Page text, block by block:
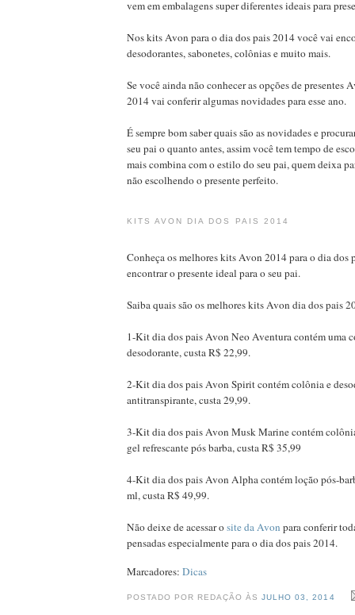
vem em embalagens super diferentes ideais para
Nos kits Avon para o dia dos pais 2014 você vai
desodorantes, sabonetes, colônias e muito mais.
Se você ainda não conhecer as opções de presentes
2014 vai conferir algumas novidades para esse ano.
É sempre bom saber quais são as novidades e
seu pai o quanto antes, assim você tem tempo de
mais combina com o estilo do seu pai, quem deixa
não escolhendo o presente perfeito.
KITS AVON DIA DOS PAIS 2014
Conheça os melhores kits Avon 2014 para o dia dos
encontrar o presente ideal para o seu pai.
Saiba quais são os melhores kits Avon dia dos pais
1-Kit dia dos pais Avon Neo Aventura contém uma
desodorante, custa R$ 22,99.
2-Kit dia dos pais Avon Spirit contém colônia e
antitranspirante, custa 29,99.
3-Kit dia dos pais Avon Musk Marine contém
gel refrescante pós barba, custa R$ 35,99
4-Kit dia dos pais Avon Alpha contém loção pós-
ml, custa R$ 49,99.
Não deixe de acessar osite da Avon para conferir
pensadas especialmente para o dia dos pais 2014.
Marcadores: Dicas
POSTADO POR REDAÇÃO ÀSJULHO 03, 2014